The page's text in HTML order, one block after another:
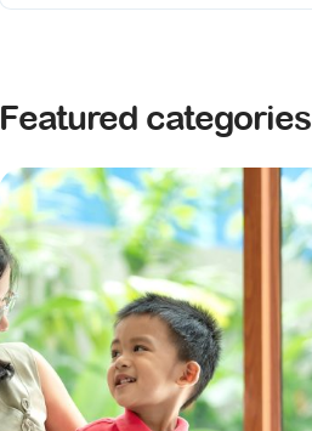
Featured categories